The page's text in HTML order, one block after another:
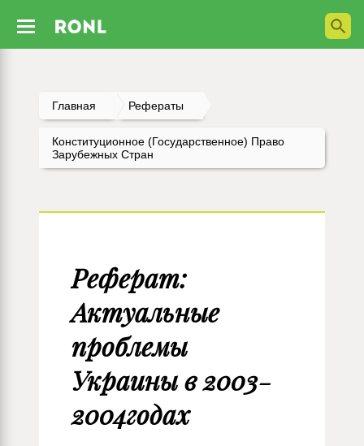
Главная Рефераты
Конституционное (государственное) Право
Зарубежных Стран
Реферат:
Актуальные
проблемы
Украины в 2003-
2004годах